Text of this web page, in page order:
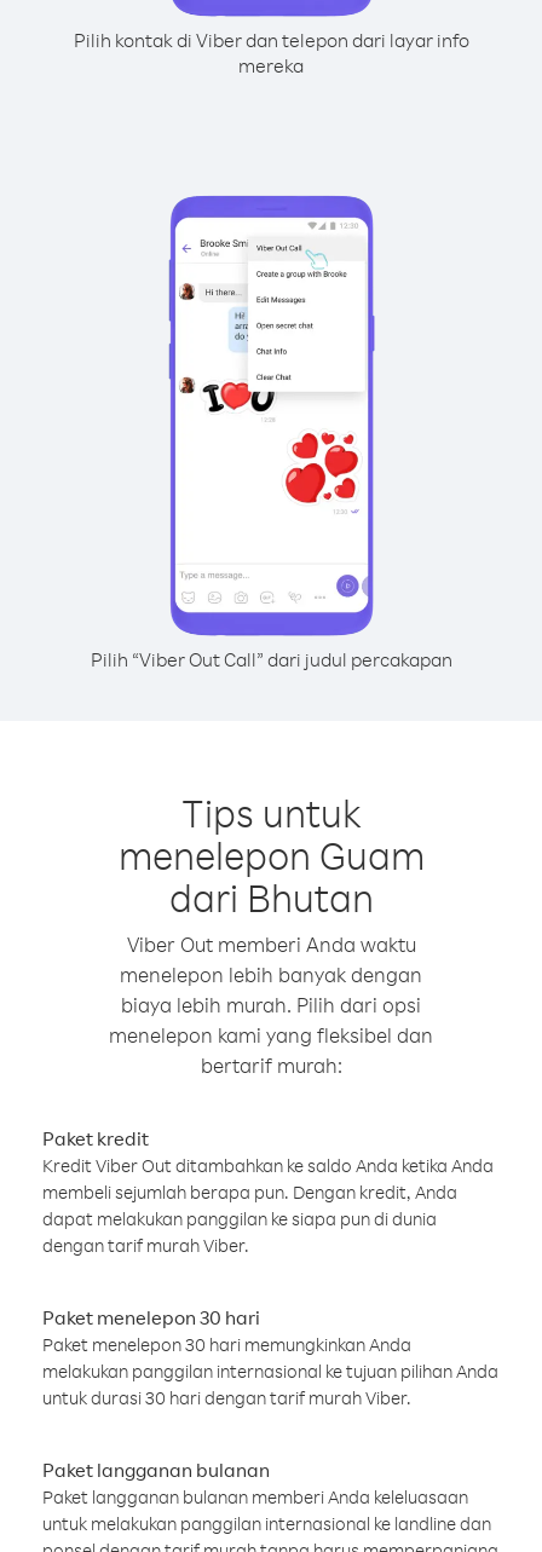
Pilih kontak di Viber dan telepon dari layar info
mereka
Pilih “Viber Out Call” dari judul percakapan
Tips untuk
menelepon Guam
dari Bhutan
Viber Out memberi Anda waktu
menelepon lebih banyak dengan
biaya lebih murah. Pilih dari opsi
menelepon kami yang fleksibel dan
bertarif murah:
Paket kredit
Kredit Viber Out ditambahkan ke saldo Anda ketika Anda
membeli sejumlah berapa pun. Dengan kredit, Anda
dapat melakukan panggilan ke siapa pun di dunia
dengan tarif murah Viber.
Paket menelepon 30 hari
Paket menelepon 30 hari memungkinkan Anda
melakukan panggilan internasional ke tujuan pilihan Anda
untuk durasi 30 hari dengan tarif murah Viber.
Paket langganan bulanan
Paket langganan bulanan memberi Anda keleluasaan
untuk melakukan panggilan internasional ke landline dan